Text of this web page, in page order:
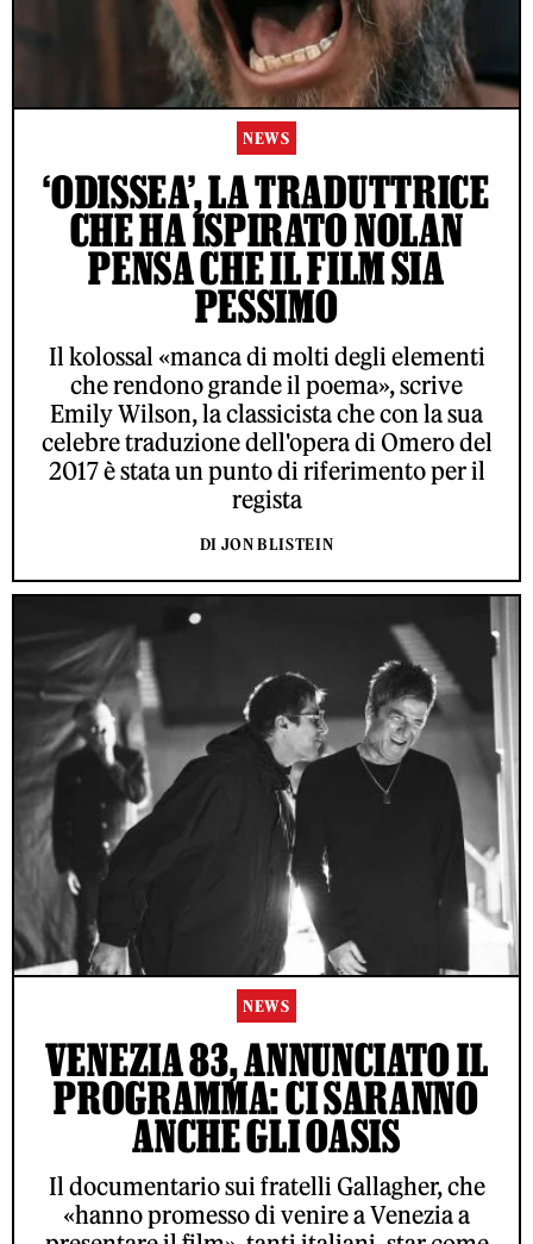
NEWS
‘ODISSEA’, LA TRADUTTRICE
CHE HA ISPIRATO NOLAN
PENSA CHE IL FILM SIA
PESSIMO
Il kolossal «manca di molti degli elementi
che rendono grande il poema», scrive
Emily Wilson, la classicista che con la sua
celebre traduzione dell'opera di Omero del
2017 è stata un punto di riferimento per il
regista
DI JON BLISTEIN
NEWS
VENEZIA 83, ANNUNCIATO IL
PROGRAMMA: CI SARANNO
ANCHE GLI OASIS
Il documentario sui fratelli Gallagher, che
«hanno promesso di venire a Venezia a